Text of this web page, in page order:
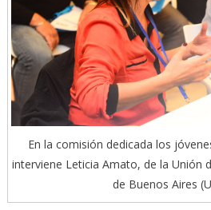
En la comisión dedicada los
interviene Leticia Amato, de la Unión
de Buenos Aires